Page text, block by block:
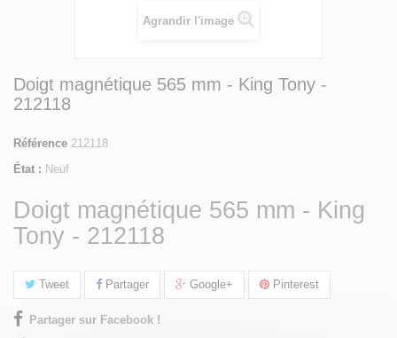
Agrandir l'image
Doigt magnétique 565 mm - King Tony -
212118
Référence 212118
État : Neuf
Doigt magnétique 565 mm - King
Tony - 212118
Tweet Partager Google+ Pinterest
Partager sur Facebook !